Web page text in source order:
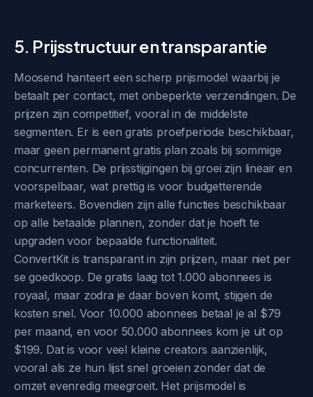
5. Prijsstructuur en transparantie
Moosend hanteert een scherp prijsmodel waarbij je
betaalt per contact, met onbeperkte verzendingen. De
prijzen zijn competitief, vooral in de middelste
segmenten. Er is een gratis proefperiode beschikbaar,
maar geen permanent gratis plan zoals bij sommige
concurrenten. De prijsstijgingen bij groei zijn lineair en
voorspelbaar, wat prettig is voor budgetterende
marketeers. Bovendien zijn alle functies beschikbaar
op alle betaalde plannen, zonder dat je hoeft te
upgraden voor bepaalde functionaliteit.
ConvertKit is transparant in zijn prijzen, maar niet per
se goedkoop. De gratis laag tot 1.000 abonnees is
royaal, maar zodra je daar boven komt, stijgen de
kosten snel. Voor 10.000 abonnees betaal je al $79
per maand, en voor 50.000 abonnees kom je uit op
$199. Dat is voor veel kleine creators aanzienlijk,
vooral als ze hun lijst snel groeien zonder dat de
omzet evenredig meegroeit. Het prijsmodel is